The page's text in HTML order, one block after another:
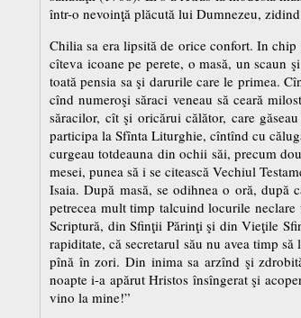
într-o nevoinţă plăcută lui Dumnezeu,
Chilia sa era lipsită de orice confort. In
cîteva icoane pe perete, o masă, un scaun
toată pensia sa şi darurile care le primea.
cînd numeroşi săraci veneau să ceară
săracilor, cît şi oricărui călător, care
participa la Sfînta Liturghie, cîntînd cu
curgeau totdeauna din ochii săi, precum
mesei, punea să i se citească Vechiul
Isaia. După masă, se odihnea o oră, după
petrecea mult timp talcuind locurile
Scriptură, din Sfinţii Părinţi şi din Vieţile
rapiditate, că secretarul său nu avea timp
pînă în zori. Din inima sa arzînd şi
noapte i-a apărut Hristos însîngerat şi
vino la mine!”